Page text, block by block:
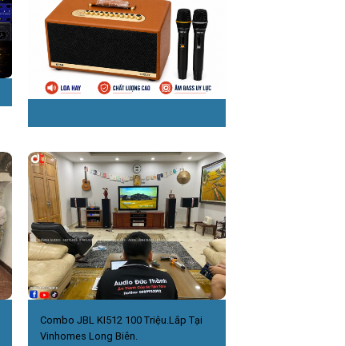
Combo JBL KI512 100 Triệu.Lắp Tại
Vinhomes Long Biên.